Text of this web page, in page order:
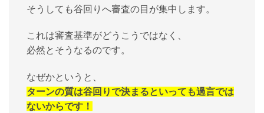
そうしても谷回りへ審査の目が集中します。
これは審査基準がどうこうではなく、
必然とそうなるのです。
なぜかというと、
ターンの質は谷回りで決まるといっても過言では
ないからです！